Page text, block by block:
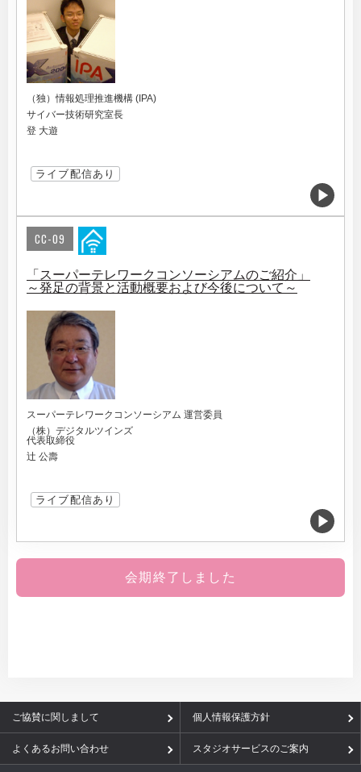
（独）情報処理推進機構 (IPA)
サイバー技術研究室長
登 大遊
ライブ配信あり
CC-09
「スーパーテレワークコンソーシアムのご紹介」
～発足の背景と活動概要および今後について～
スーパーテレワークコンソーシアム 運営委員
（株）デジタルツインズ
代表取締役
辻 公壽
ライブ配信あり
会期終了しました
ご協賛に関しまして 個人情報保護方針
よくあるお問い合わせ スタジオサービスのご案内